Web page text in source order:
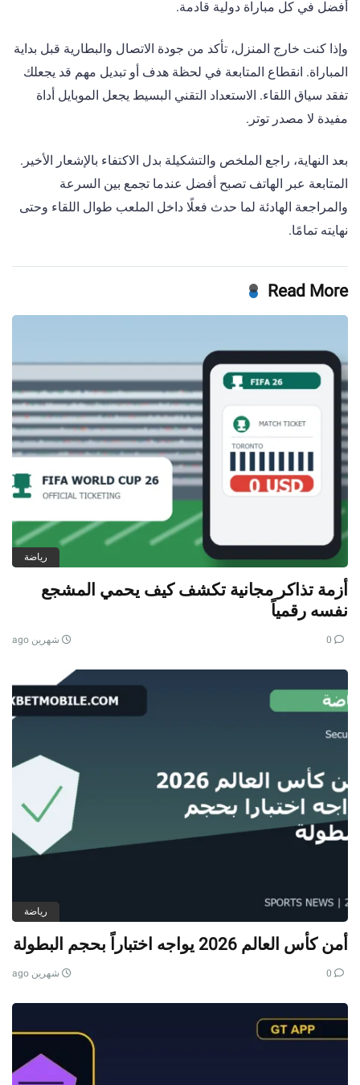
أفضل في كل مباراة دولية قادمة.
وإذا كنت خارج المنزل، تأكد من جودة الاتصال والبطارية قبل بداية
المباراة. انقطاع المتابعة في لحظة هدف أو تبديل مهم قد يجعلك
تفقد سياق اللقاء. الاستعداد التقني البسيط يجعل الموبايل أداة
مفيدة لا مصدر توتر.
بعد النهاية، راجع الملخص والتشكيلة بدل الاكتفاء بالإشعار الأخير.
المتابعة عبر الهاتف تصبح أفضل عندما تجمع بين السرعة
والمراجعة الهادئة لما حدث فعلًا داخل الملعب طوال اللقاء وحتى
نهايته تمامًا.
Read More
رياضة
أزمة تذاكر مجانية تكشف كيف يحمي المشجع
نفسه رقمياً
شهرين ago
رياضة
أمن كأس العالم 2026 يواجه اختباراً بحجم البطولة
شهرين ago